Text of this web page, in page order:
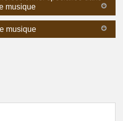
musique
musique